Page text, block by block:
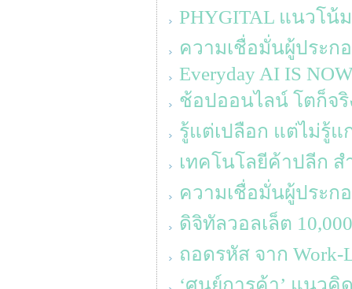
PHYGITAL แนวโน้
ความเชื่อมั่นผู้ประก
Everyday AI IS
ช้อปออนไลน์ โตก็จ
รู้แต่เปลือก แต่ไม่รู้แ
เทคโนโลยีค้าปลีก ส
ความเชื่อมั่นผู้ประก
ดิจิทัลวอลเล็ต
ถอดรหัส จาก Work-
‘ศูนย์การค้า’ แนว